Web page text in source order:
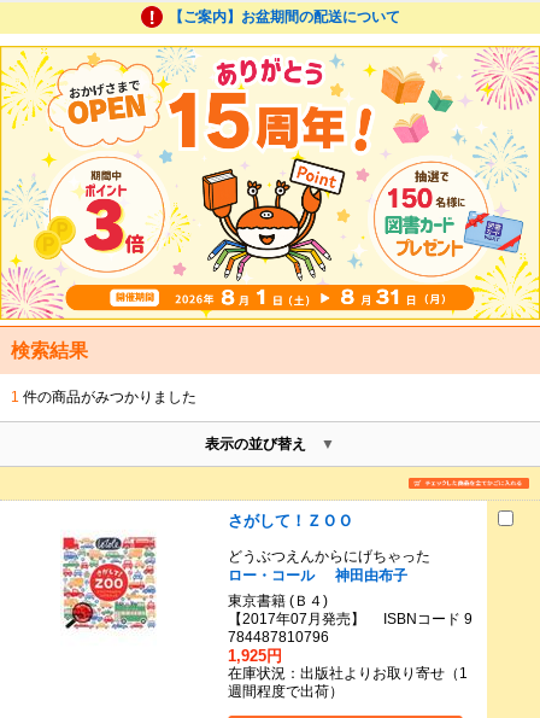
【ご案内】お盆期間の配送について
検索結果
1 件の商品がみつかりました
表示の並び替え
さがして！ＺＯＯ
どうぶつえんからにげちゃった
ロー・コール
神田由布子
東京書籍 (Ｂ４)
【2017年07月発売】 ISBNコード 9
784487810796
1,925円
在庫状況：出版社よりお取り寄せ（1
週間程度で出荷）